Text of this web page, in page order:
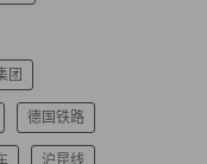
团
德国铁路